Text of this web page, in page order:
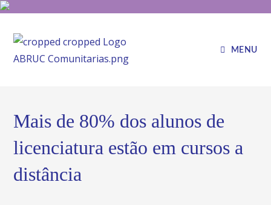
MENU
Mais de 80% dos alunos de
licenciatura estão em cursos a
distância